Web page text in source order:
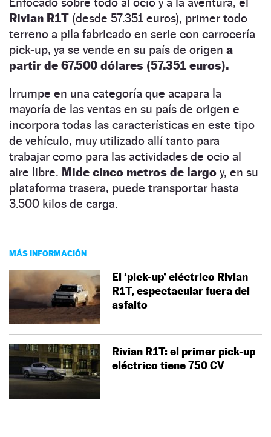
Rivian R1T (desde 57.351 euros), primer todo
terreno a pila fabricado en serie con carrocería
pick-up, ya se vende en su país de origen a
partir de 67.500 dólares (57.351 euros).
Irrumpe en una categoría que acapara la
mayoría de las ventas en su país de origen e
incorpora todas las características en este tipo
de vehículo, muy utilizado allí tanto para
trabajar como para las actividades de ocio al
aire libre. Mide cinco metros de largo y, en su
plataforma trasera, puede transportar hasta
3.500 kilos de carga.
MÁS INFORMACIÓN
El ‘pick-up’ eléctrico Rivian
R1T, espectacular fuera del
asfalto
Rivian R1T: el primer pick-up
eléctrico tiene 750 CV